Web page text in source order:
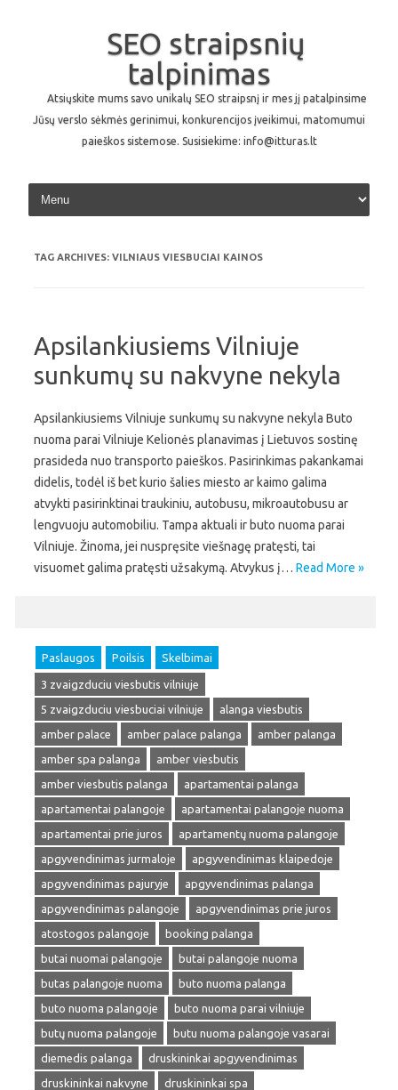
SEO straipsnių
talpinimas
Atsiųskite mums savo unikalų SEO straipsnį ir mes jį patalpinsime
Jūsų verslo sėkmės gerinimui, konkurencijos įveikimui, matomumui
paieškos sistemose. Susisiekime: info@itturas.lt
Skip to content
TAG ARCHIVES: VILNIAUS VIESBUCIAI KAINOS
Apsilankiusiems Vilniuje
sunkumų su nakvyne nekyla
Apsilankiusiems Vilniuje sunkumų su nakvyne nekyla Buto
nuoma parai Vilniuje Kelionės planavimas į Lietuvos sostinę
prasideda nuo transporto paieškos. Pasirinkimas pakankamai
didelis, todėl iš bet kurio šalies miesto ar kaimo galima
atvykti pasirinktinai traukiniu, autobusu, mikroautobusu ar
lengvuoju automobiliu. Tampa aktuali ir buto nuoma parai
Vilniuje. Žinoma, jei nuspręsite viešnagę pratęsti, tai
visuomet galima pratęsti užsakymą. Atvykus į… Read More »
Paslaugos Poilsis Skelbimai
3 zvaigzduciu viesbutis vilniuje
5 zvaigzduciu viesbuciai vilniuje
alanga viesbutis
amber palace
amber palace palanga
amber palanga
amber spa palanga
amber viesbutis
amber viesbutis palanga
apartamentai palanga
apartamentai palangoje
apartamentai palangoje nuoma
apartamentai prie juros
apartamentų nuoma palangoje
apgyvendinimas jurmaloje
apgyvendinimas klaipedoje
apgyvendinimas pajuryje
apgyvendinimas palanga
apgyvendinimas palangoje
apgyvendinimas prie juros
atostogos palangoje
booking palanga
butai nuomai palangoje
butai palangoje nuoma
butas palangoje nuoma
buto nuoma palanga
buto nuoma palangoje
buto nuoma parai vilniuje
butų nuoma palangoje
butu nuoma palangoje vasarai
diemedis palanga
druskininkai apgyvendinimas
druskininkai nakvyne
druskininkai spa